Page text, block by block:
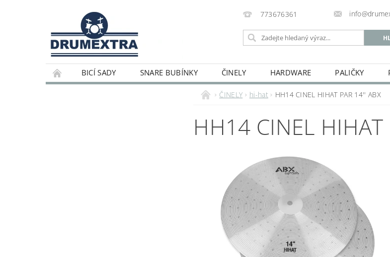
773676361
BICÍ SADY SNARE BUBÍNKY ČINELY HARDWARE PALIČKY
ČINELY hi-hat HH14 CINEL HIHAT PAR 14'' ABX
HH14 CINEL HIHAT